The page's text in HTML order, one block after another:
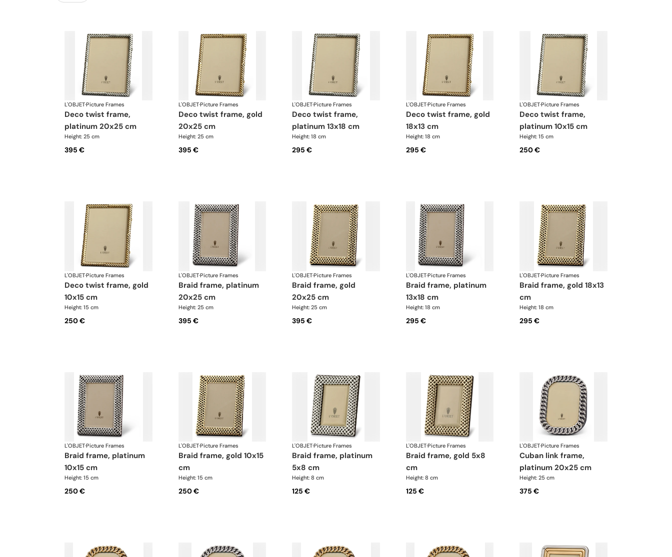
L'OBJET·Picture Frames
deco twist frame,
platinum 20x25 cm
Height: 25 cm
395 €
L'OBJET·Picture Frames
deco twist frame, gold
20x25 cm
Height: 25 cm
395 €
L'OBJET·Picture Frames
deco twist frame,
platinum 13x18 cm
Height: 18 cm
295 €
L'OBJET·Picture Frames
deco twist frame, gold
18x13 cm
Height: 18 cm
295 €
L'OBJET·Picture Frames
deco twist frame,
platinum 10x15 cm
Height: 15 cm
250 €
L'OBJET·Picture Frames
deco twist frame, gold
10x15 cm
Height: 15 cm
250 €
L'OBJET·Picture Frames
braid frame, platinum
20x25 cm
Height: 25 cm
395 €
L'OBJET·Picture Frames
braid frame, gold
20x25 cm
Height: 25 cm
395 €
L'OBJET·Picture Frames
braid frame, platinum
13x18 cm
Height: 18 cm
295 €
L'OBJET·Picture Frames
braid frame, gold 18x13
cm
Height: 18 cm
295 €
L'OBJET·Picture Frames
braid frame, platinum
10x15 cm
Height: 15 cm
250 €
L'OBJET·Picture Frames
braid frame, gold 10x15
cm
Height: 15 cm
250 €
L'OBJET·Picture Frames
braid frame, platinum
5x8 cm
Height: 8 cm
125 €
L'OBJET·Picture Frames
braid frame, gold 5x8
cm
Height: 8 cm
125 €
L'OBJET·Picture Frames
cuban link frame,
platinum 20x25 cm
Height: 25 cm
375 €